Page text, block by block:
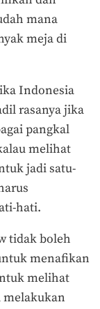
mana
meja di
Indonesia
rasanya jika
pangkal
melihat
jadi satu-
hati.
tidak boleh
menafikan
melihat
melakukan